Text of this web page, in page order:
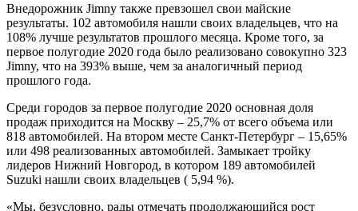
Внедорожник Jimny также превзошел свои майские
результаты. 102 автомобиля нашли своих владельцев, что на
108% лучше результатов прошлого месяца. Кроме того, за
первое полугодие 2020 года было реализовано совокупно 323
Jimny, что на 393% выше, чем за аналогичный период
прошлого года.
Среди городов за первое полугодие 2020 основная доля
продаж приходится на Москву – 25,7% от всего объема или
818 автомобилей. На втором месте Санкт-Петербург – 15,65%
или 498 реализованных автомобилей. Замыкает тройку
лидеров Нижний Новгород, в котором 189 автомобилей
Suzuki нашли своих владельцев ( 5,94 %).
«Мы, безусловно, рады отмечать продолжающийся рост